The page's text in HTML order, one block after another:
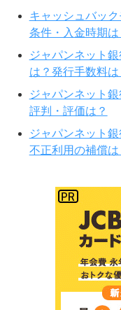
キャッシュバッ
条件・入金時期は
ジャパンネット
は？発行手数料は
ジャパンネット
評判・評価は？
ジャパンネット
不正利用の補償は